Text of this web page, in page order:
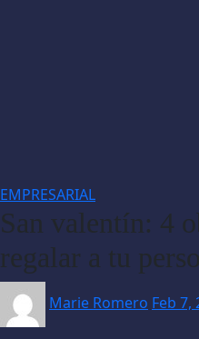
EMPRESARIAL
San valentín: 4
regalar a tu
Marie Romero Feb 7,